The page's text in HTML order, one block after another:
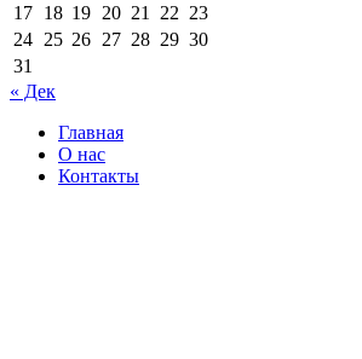
17 18 19 20 21 22 23
24 25 26 27 28 29 30
31
« Дек
Главная
О нас
Контакты